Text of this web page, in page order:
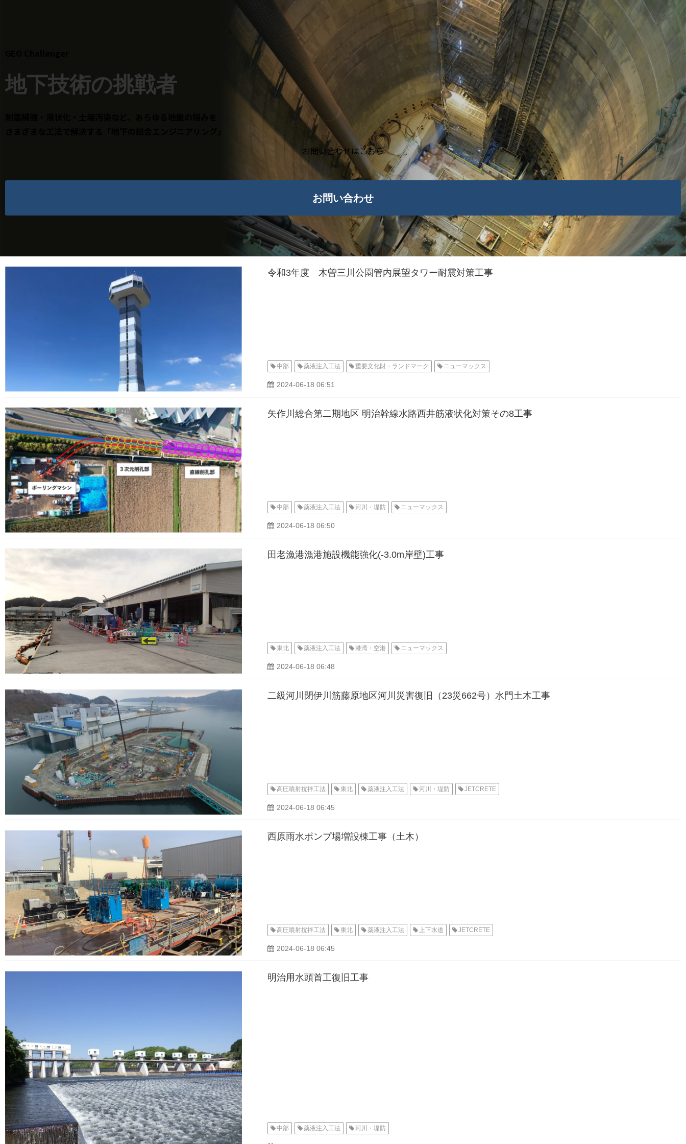
地下技術の挑戦者
お問い合わせはこちら
お問い合わせ
令和3年度 木曽三川公園管内展望タワー耐震対策工事
中部 薬液注入工法 重要文化財・ランドマーク ニューマックス
2024-06-18 06:51
矢作川総合第二期地区 明治幹線水路西井筋液状化対策その8工事
中部 薬液注入工法 河川・堤防 ニューマックス
2024-06-18 06:50
田老漁港漁港施設機能強化(-3.0m岸壁)工事
東北 薬液注入工法 港湾・空港 ニューマックス
2024-06-18 06:48
二級河川閉伊川筋藤原地区河川災害復旧（23災662号）水門土木工事
高圧噴射撹拌工法 東北 薬液注入工法 河川・堤防 JETCRETE
2024-06-18 06:45
西原雨水ポンプ場増設棟工事（土木）
高圧噴射撹拌工法 東北 薬液注入工法 上下水道 JETCRETE
2024-06-18 06:45
明治用水頭首工復旧工事
中部 薬液注入工法 河川・堤防